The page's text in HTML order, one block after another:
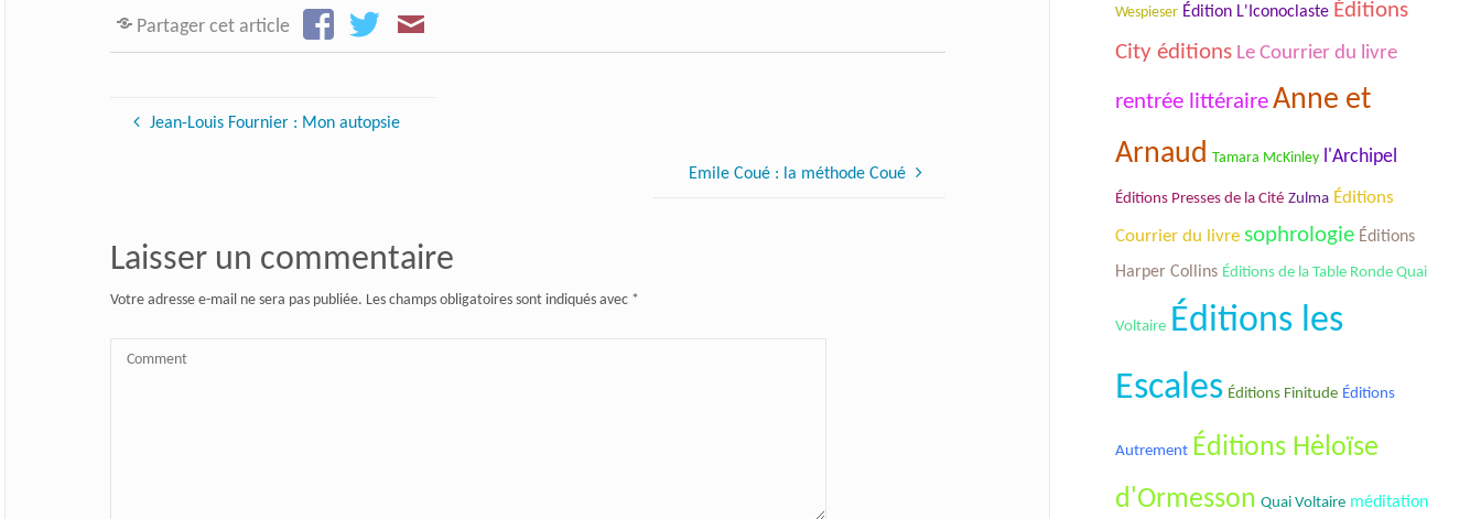
Partager cet article
Jean-Louis Fournier : Mon autopsie
Emile Coué : la méthode Coué
Laisser un commentaire
Votre adresse e-mail ne sera pas publiée. Les champs obligatoires sont indiqués avec *
Wespieser Édition L'Iconoclaste Éditions
City éditions Le Courrier du livre
rentrée littéraireAnne et
Arnaud Tamara McKinley l'Archipel
Éditions Presses de la Cité Zulma Éditions
Courrier du livre sophrologie Éditions
Harper Collins Éditions de la Table Ronde Quai
Voltaire Éditions les
Escales Éditions Finitude Éditions
Autrement Éditions Hėloïse
d'Ormesson Quai Voltaire méditation